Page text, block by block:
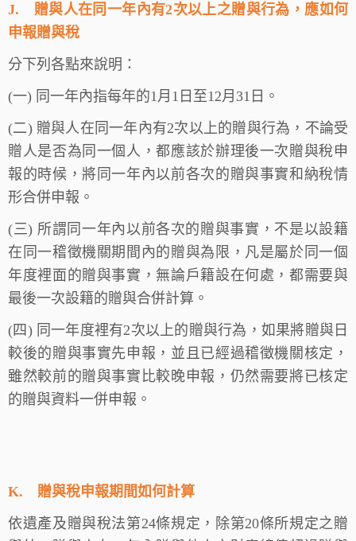
J. 贈與人在同一年內有2次以上之贈與行為，應如何
申報贈與稅
分下列各點來說明：
(一) 同一年內指每年的1月1日至12月31日。
(二) 贈與人在同一年內有2次以上的贈與行為，不論受
贈人是否為同一個人，都應該於辦理後一次贈與稅申
報的時候，將同一年內以前各次的贈與事實和納稅情
形合併申報。
(三) 所謂同一年內以前各次的贈與事實，不是以設籍
在同一稽徵機關期間內的贈與為限，凡是屬於同一個
年度裡面的贈與事實，無論戶籍設在何處，都需要與
最後一次設籍的贈與合併計算。
(四) 同一年度裡有2次以上的贈與行為，如果將贈與日
較後的贈與事實先申報，並且已經過稽徵機關核定，
雖然較前的贈與事實比較晚申報，仍然需要將已核定
的贈與資料一併申報。
K. 贈與稅申報期間如何計算
依遺產及贈與稅法第24條規定，除第20條所規定之贈